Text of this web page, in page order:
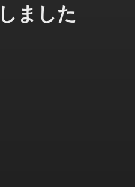
ました